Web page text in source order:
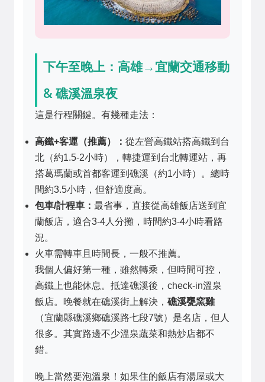
下午至晚上：高雄→宜蘭交通移動
& 礁溪溫泉夜
這是行程關鍵。有幾種走法：
高鐵+客運（推薦）： 從左營高鐵站搭高鐵到台
北（約1.5-2小時），轉捷運到台北轉運站，再
搭葛瑪蘭或首都客運到礁溪（約1小時）。總時
間約3.5小時，但舒適度高。
包車/計程車： 最省事，直接從高雄飯店送到宜
蘭飯店，適合3-4人分攤，時間約3-4小時看路
況。
火車需轉車且時間長，一般不推薦。
我個人偏好第一種，雖然轉乘，但時間可控，
高鐵上也能休息。抵達礁溪後，check-in溫泉
飯店。晚餐就在礁溪街上解決， 礁溪甕窯雞
（宜蘭縣礁溪鄉礁溪路七段7號）是名店，但人
很多。其實路邊不少溫泉蔬菜和熱炒店都不
錯。
晚上當然要泡溫泉！如果住的飯店有湯屋或大